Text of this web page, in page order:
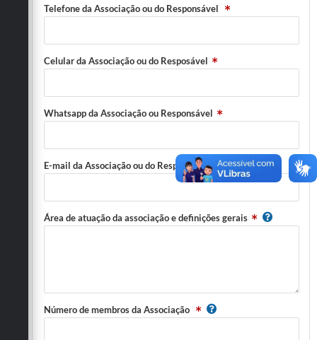
Associação dos Servidores Públicos Municipais de
Vinhedo
Audiências Públicas
Contas Públicas
Links Úteis
Telefone da Associação ou do Responsável
Celular da Associação ou do Resposável
Whatsapp da Associação ou Responsável
E-mail da Associação ou do Responsável
Área de atuação da associação e definições gerais
Número de membros da Associação